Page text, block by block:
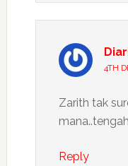
4TH
Zarith tak
Reply